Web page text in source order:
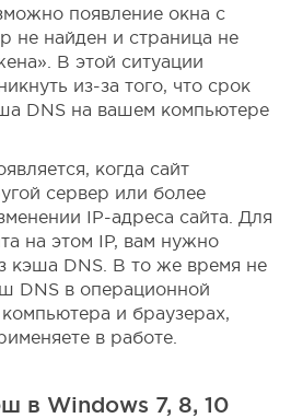
появление окна с
не найден и страница не
В этой ситуации
из-за того, что срок
DNS на вашем компьютере
когда сайт
сервер или более
IP-адреса сайта. Для
на этом IP, вам нужно
кэша DNS. В то же время не
DNS в операционной
и браузерах,
в работе.
в Windows 7, 8, 10